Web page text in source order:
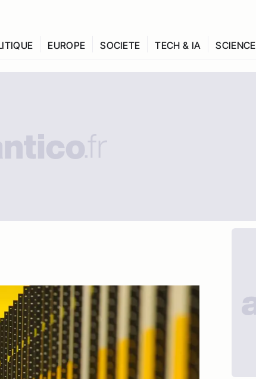
EUROPE SOCIETE TECH & IA SCIENCE